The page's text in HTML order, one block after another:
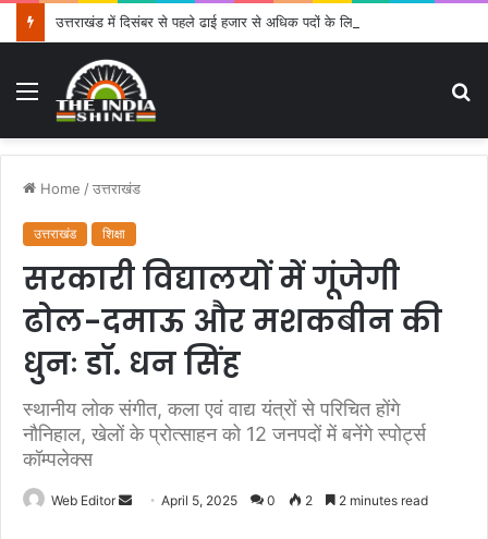
उत्तराखंड में दिसंबर से पहले ढाई हजार से अधिक पदों के लिए भरे जाएंगे फार्म
Menu
Home /उत्तराखंड
उत्तराखंड शिक्षा
सरकारी विद्यालयों में गूंजेगी
ढोल-दमाऊ और मशकबीन की
धुनः डॉ. धन सिंह
स्थानीय लोक संगीत, कला एवं वाद्य यंत्रों से परिचित होंगे
नौनिहाल, खेलों के प्रोत्साहन को 12 जनपदों में बनेंगे स्पोर्ट्स
कॉम्पलेक्स
Web Editor April 5, 2025 0 2 2 minutes read